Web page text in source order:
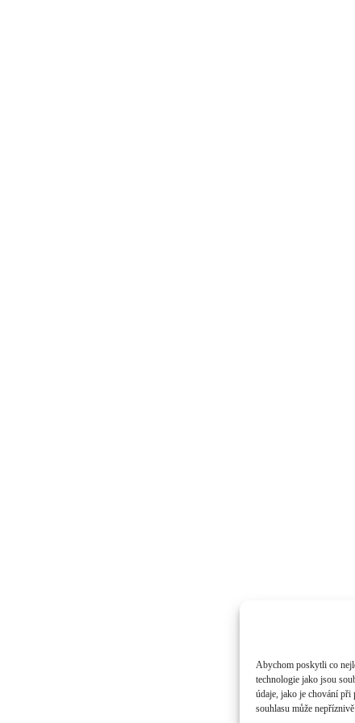
Abychom poskytli co
technologie jako jsou
údaje, jako je chování při
souhlasu může